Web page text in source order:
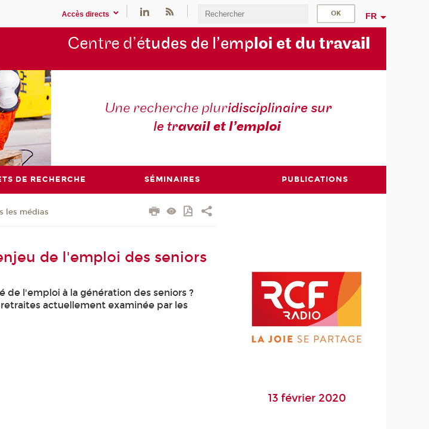
Accès directs FR
Centre d’études de l’emploi et du travail
Une recherche pluridisciplinaire sur
le travail et l’emploi
DE RECHERCHE SÉMINAIRES PUBLICATIONS
les médias
de l'emploi des seniors
l'emploi à la génération des seniors ?
actuellement examinée par les
13 février 2020